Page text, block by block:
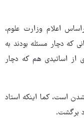
اعلام وزارت علوم،
دانشجویانی که دچار مسئله بودند به
از اساتیدی هم که دچار
است، کما اینکه استاد
برگشت.